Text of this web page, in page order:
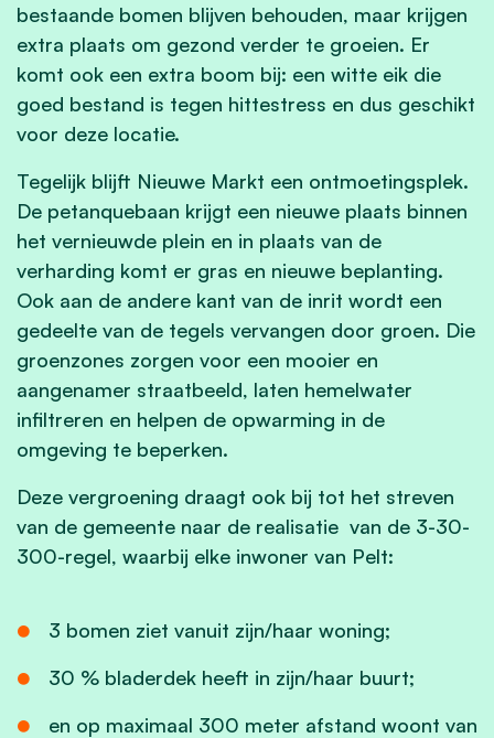
bestaande bomen blijven behouden, maar krijgen
extra plaats om gezond verder te groeien. Er
komt ook een extra boom bij: een witte eik die
goed bestand is tegen hittestress en dus geschikt
voor deze locatie.
Tegelijk blijft Nieuwe Markt een ontmoetingsplek.
De petanquebaan krijgt een nieuwe plaats binnen
het vernieuwde plein en in plaats van de
verharding komt er gras en nieuwe beplanting.
Ook aan de andere kant van de inrit wordt een
gedeelte van de tegels vervangen door groen. Die
groenzones zorgen voor een mooier en
aangenamer straatbeeld, laten hemelwater
infiltreren en helpen de opwarming in de
omgeving te beperken.
Deze vergroening draagt ook bij tot het streven
van de gemeente naar de realisatie van de 3-30-
300-regel, waarbij elke inwoner van Pelt:
3 bomen ziet vanuit zijn/haar woning;
30 % bladerdek heeft in zijn/haar buurt;
en op maximaal 300 meter afstand woont van